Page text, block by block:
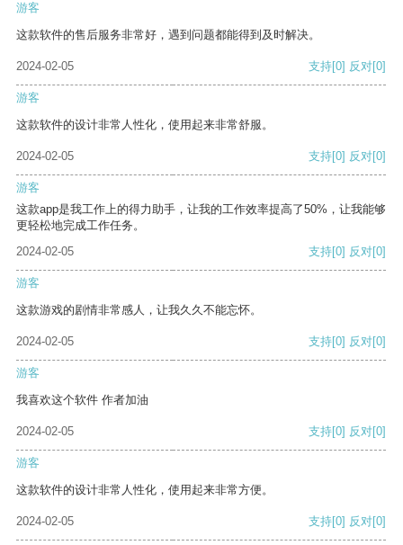
游客
这款软件的售后服务非常好，遇到问题都能得到及时解决。
2024-02-05 支持[0] 反对[0]
游客
这款软件的设计非常人性化，使用起来非常舒服。
2024-02-05 支持[0] 反对[0]
游客
这款app是我工作上的得力助手，让我的工作效率提高了50%，让我能够
更轻松地完成工作任务。
2024-02-05
支持[0] 反对[0]
游客
这款游戏的剧情非常感人，让我久久不能忘怀。
2024-02-05 支持[0] 反对[0]
游客
我喜欢这个软件 作者加油
2024-02-05 支持[0] 反对[0]
游客
这款软件的设计非常人性化，使用起来非常方便。
2024-02-05 支持[0] 反对[0]